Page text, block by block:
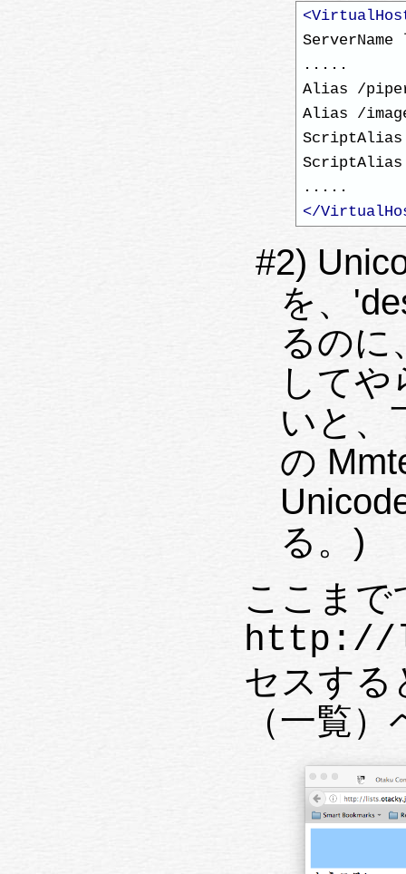
.....
Alias /
Alias /
</
#2)
を、
るのに
して
いと、
の
る。)
ここまで
http://
セスする
（一覧